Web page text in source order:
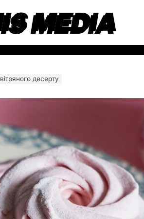
MEDIA
десерту